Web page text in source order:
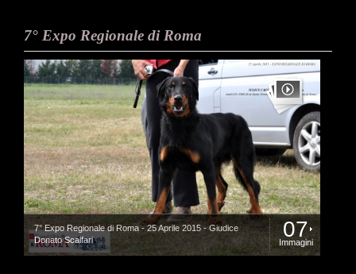
7° Expo Regionale di Roma
7° Expo Regionale di Roma - 25 Aprile 2015 - Giudice
Donato Scalfari
07
Immagini